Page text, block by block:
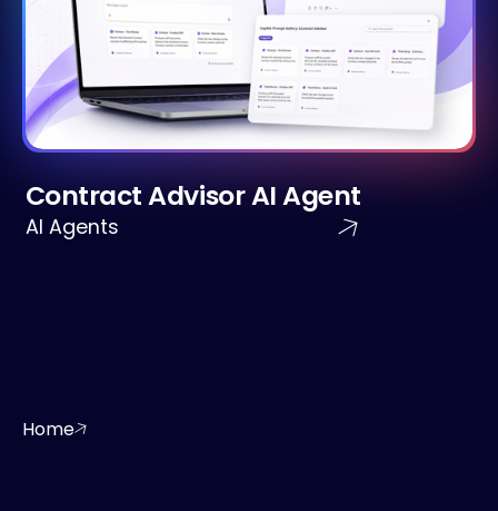
Contract Advisor AI Agent
AI Agents
Home